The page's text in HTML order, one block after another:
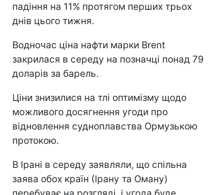
падіння на 11% протягом перших трьох
днів цього тижня.
Водночас ціна нафти марки Brent
закрилася в середу на позначці понад 79
доларів за барель.
Ціни знизилися на тлі оптимізму щодо
можливого досягнення угоди про
відновлення судноплавства Ормузькою
протокою.
В Ірані в середу заявляли, що спільна
заява обох країн (Ірану та Оману)